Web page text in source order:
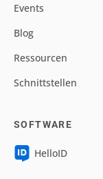
Events
Blog
Ressourcen
Schnittstellen
SOFTWARE
HelloID